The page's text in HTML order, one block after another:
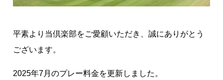
平素より当倶楽部をご愛顧いただき、誠にありがとう
ございます。
2025年7月のプレー料金を更新しました。